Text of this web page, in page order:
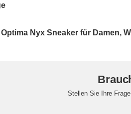
Optima Nyx Sneaker für Damen,
Stellen Sie Ihre